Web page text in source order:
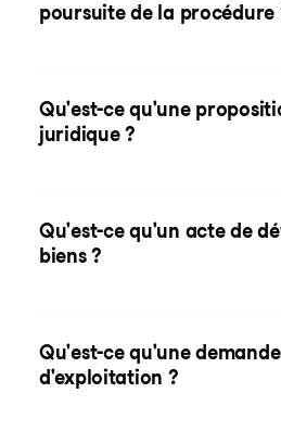
poursuite de la procédure
Qu'est-ce qu'une
juridique ?
Qu'est-ce qu'un acte de
biens ?
Qu'est-ce qu'une demande
d'exploitation ?